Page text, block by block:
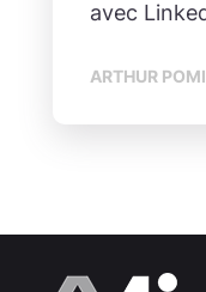
avec
ARTHUR